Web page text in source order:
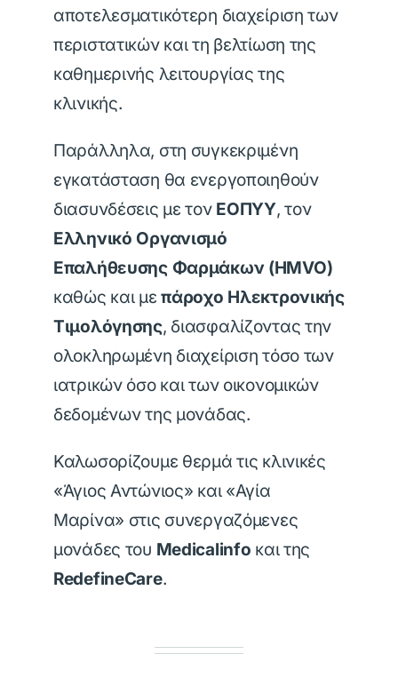
αποτελεσματικότερη διαχείριση των
περιστατικών και τη βελτίωση της
καθημερινής λειτουργίας της
κλινικής.
Παράλληλα, στη συγκεκριμένη
εγκατάσταση θα ενεργοποιηθούν
διασυνδέσεις με τον ΕΟΠΥΥ, τον
Ελληνικό Οργανισμό
Επαλήθευσης Φαρμάκων (HMVO)
καθώς και μεπάροχο Ηλεκτρονικής
Τιμολόγησης, διασφαλίζοντας την
ολοκληρωμένη διαχείριση τόσο των
ιατρικών όσο και των οικονομικών
δεδομένων της μονάδας.
Καλωσορίζουμε θερμά τις κλινικές
«Άγιος Αντώνιος» και «Αγία
Μαρίνα» στις συνεργαζόμενες
μονάδες του Medicalinfo και της
RedefineCare.